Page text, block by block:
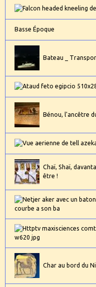
Basse Époque
Bateau _
Bénou, l'ancêtre
Chaï, Shaï,
être !
Char au bord du